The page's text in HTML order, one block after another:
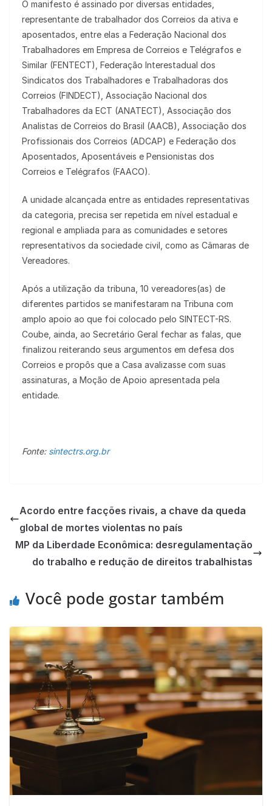
O manifesto é assinado por diversas entidades,
representante de trabalhador dos Correios da ativa e
aposentados, entre elas a Federação Nacional dos
Trabalhadores em Empresa de Correios e Telégrafos e
Similar (FENTECT), Federação Interestadual dos
Sindicatos dos Trabalhadores e Trabalhadoras dos
Correios (FINDECT), Associação Nacional dos
Trabalhadores da ECT (ANATECT), Associação dos
Analistas de Correios do Brasil (AACB), Associação dos
Profissionais dos Correios (ADCAP) e Federação dos
Aposentados, Aposentáveis e Pensionistas dos
Correios e Telégrafos (FAACO).
A unidade alcançada entre as entidades representativas
da categoria, precisa ser repetida em nível estadual e
regional e ampliada para as comunidades e setores
representativos da sociedade civil, como as Câmaras de
Vereadores.
Após a utilização da tribuna, 10 vereadores(as) de
diferentes partidos se manifestaram na Tribuna com
amplo apoio ao que foi colocado pelo SINTECT-RS.
Coube, ainda, ao Secretário Geral fechar as falas, que
finalizou reiterando seus argumentos em defesa dos
Correios e propôs que a Casa avalizasse com suas
assinaturas, a Moção de Apoio apresentada pela
entidade.
Fonte: sintectrs.org.br
Acordo entre facções rivais, a chave da queda
global de mortes violentas no país
MP da Liberdade Econômica: desregulamentação
do trabalho e redução de direitos trabalhistas
Você pode gostar também